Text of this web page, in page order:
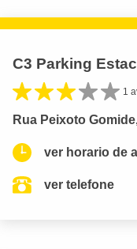
C3 Parking
1
Rua Peixoto
ver horario de
ver telefone